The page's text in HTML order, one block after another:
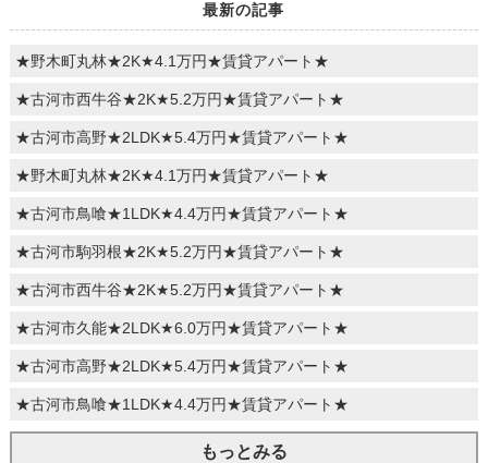
最新の記事
★野木町丸林★2K★4.1万円★賃貸アパート★
★古河市西牛谷★2K★5.2万円★賃貸アパート★
★古河市高野★2LDK★5.4万円★賃貸アパート★
★野木町丸林★2K★4.1万円★賃貸アパート★
★古河市鳥喰★1LDK★4.4万円★賃貸アパート★
★古河市駒羽根★2K★5.2万円★賃貸アパート★
★古河市西牛谷★2K★5.2万円★賃貸アパート★
★古河市久能★2LDK★6.0万円★賃貸アパート★
★古河市高野★2LDK★5.4万円★賃貸アパート★
★古河市鳥喰★1LDK★4.4万円★賃貸アパート★
もっとみる